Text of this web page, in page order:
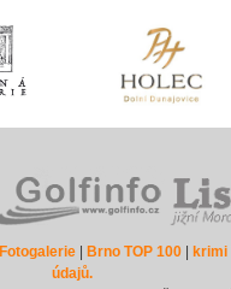
Fotogalerie| Brno TOP 100| krimi|
údajů.